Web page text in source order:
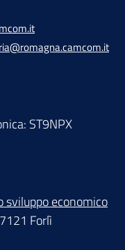
ST9NPX
sviluppo economico
Forlì